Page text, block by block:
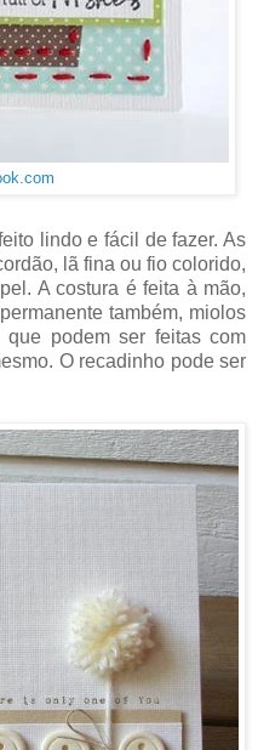
lindo e fácil de fazer. As
lã fina ou fio colorido,
A costura é feita à mão,
também, miolos
podem ser feitas com
O recadinho pode ser